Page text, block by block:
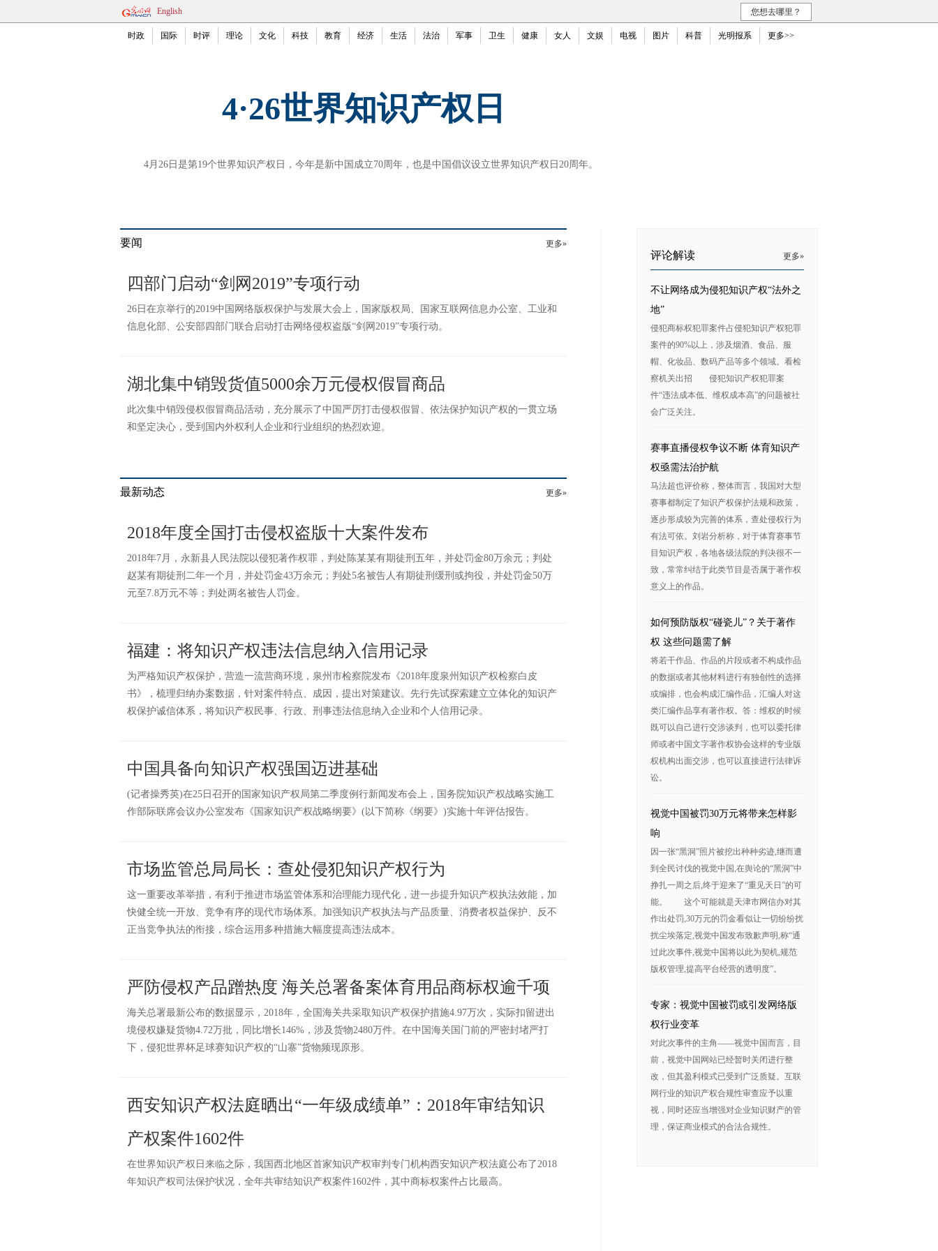
English 您想去哪里？
时政 国际 时评 理论 文化 科技 教育 经济 生活 法治 军事 卫生 健康 女人 文娱 电视 图片 科普 光明报系 更多>>
4·26世界知识产权日
4月26日是第19个世界知识产权日，今年是新中国成立70周年，也是中国倡议设立世界知识产权日20周年。
要闻 更多»
四部门启动“剑网2019”专项行动
26日在京举行的2019中国网络版权保护与发展大会上，国家版权局、国家互联网信息办公室、工业和
信息化部、公安部四部门联合启动打击网络侵权盗版“剑网2019”专项行动。
湖北集中销毁货值5000余万元侵权假冒商品
此次集中销毁侵权假冒商品活动，充分展示了中国严厉打击侵权假冒、依法保护知识产权的一贯立场
和坚定决心，受到国内外权利人企业和行业组织的热烈欢迎。
最新动态 更多»
2018年度全国打击侵权盗版十大案件发布
2018年7月，永新县人民法院以侵犯著作权罪，判处陈某某有期徒刑五年，并处罚金80万余元；判处
赵某有期徒刑二年一个月，并处罚金43万余元；判处5名被告人有期徒刑缓刑或拘役，并处罚金50万
元至7.8万元不等；判处两名被告人罚金。
福建：将知识产权违法信息纳入信用记录
为严格知识产权保护，营造一流营商环境，泉州市检察院发布《2018年度泉州知识产权检察白皮
书》，梳理归纳办案数据，针对案件特点、成因，提出对策建议。先行先试探索建立立体化的知识产
权保护诚信体系，将知识产权民事、行政、刑事违法信息纳入企业和个人信用记录。
中国具备向知识产权强国迈进基础
(记者操秀英)在25日召开的国家知识产权局第二季度例行新闻发布会上，国务院知识产权战略实施工
作部际联席会议办公室发布《国家知识产权战略纲要》(以下简称《纲要》)实施十年评估报告。
市场监管总局局长：查处侵犯知识产权行为
这一重要改革举措，有利于推进市场监管体系和治理能力现代化，进一步提升知识产权执法效能，加
快健全统一开放、竞争有序的现代市场体系。加强知识产权执法与产品质量、消费者权益保护、反不
正当竞争执法的衔接，综合运用多种措施大幅度提高违法成本。
严防侵权产品蹭热度 海关总署备案体育用品商标权逾千项
海关总署最新公布的数据显示，2018年，全国海关共采取知识产权保护措施4.97万次，实际扣留进出
境侵权嫌疑货物4.72万批，同比增长146%，涉及货物2480万件。在中国海关国门前的严密封堵严打
下，侵犯世界杯足球赛知识产权的“山寨”货物频现原形。
西安知识产权法庭晒出“一年级成绩单”：2018年审结知识
产权案件1602件
在世界知识产权日来临之际，我国西北地区首家知识产权审判专门机构西安知识产权法庭公布了2018
年知识产权司法保护状况，全年共审结知识产权案件1602件，其中商标权案件占比最高。
评论解读 更多»
不让网络成为侵犯知识产权“法外之
地”
侵犯商标权犯罪案件占侵犯知识产权犯罪
案件的90%以上，涉及烟酒、食品、服
帽、化妆品、数码产品等多个领域。看检
察机关出招 侵犯知识产权犯罪案
件“违法成本低、维权成本高”的问题被社
会广泛关注。
赛事直播侵权争议不断 体育知识产
权亟需法治护航
马法超也评价称，整体而言，我国对大型
赛事都制定了知识产权保护法规和政策，
逐步形成较为完善的体系，查处侵权行为
有法可依。刘岩分析称，对于体育赛事节
目知识产权，各地各级法院的判决很不一
致，常常纠结于此类节目是否属于著作权
意义上的作品。
如何预防版权“碰瓷儿”？关于著作
权 这些问题需了解
将若干作品、作品的片段或者不构成作品
的数据或者其他材料进行有独创性的选择
或编排，也会构成汇编作品，汇编人对这
类汇编作品享有著作权。答：维权的时候
既可以自己进行交涉谈判，也可以委托律
师或者中国文字著作权协会这样的专业版
权机构出面交涉，也可以直接进行法律诉
讼。
视觉中国被罚30万元将带来怎样影
响
因一张“黑洞”照片被挖出种种劣迹,继而遭
到全民讨伐的视觉中国,在舆论的“黑洞”中
挣扎一周之后,终于迎来了“重见天日”的可
能。 这个可能就是天津市网信办对其
作出处罚,30万元的罚金看似让一切纷纷扰
扰尘埃落定,视觉中国发布致歉声明,称“通
过此次事件,视觉中国将以此为契机,规范
版权管理,提高平台经营的透明度”。
专家：视觉中国被罚或引发网络版
权行业变革
对此次事件的主角——视觉中国而言，目
前，视觉中国网站已经暂时关闭进行整
改，但其盈利模式已受到广泛质疑。互联
网行业的知识产权合规性审查应予以重
视，同时还应当增强对企业知识财产的管
理，保证商业模式的合法合规性。